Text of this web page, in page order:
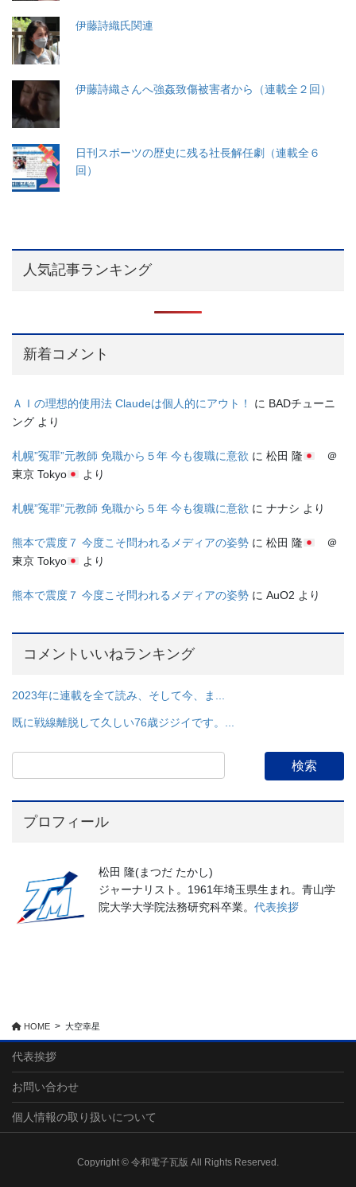
伊藤詩織氏関連
伊藤詩織さんへ強姦致傷被害者から（連載全２回）
日刊スポーツの歴史に残る社長解任劇（連載全６
回）
人気記事ランキング
新着コメント
ＡＩの理想的使用法 Claudeは個人的にアウト！ に BADチューニ
ング より
札幌”冤罪”元教師 免職から５年 今も復職に意欲 に 松田 隆
＠
東京 Tokyo
より
札幌”冤罪”元教師 免職から５年 今も復職に意欲 に ナナシ より
熊本で震度７ 今度こそ問われるメディアの姿勢 に 松田 隆
＠
東京 Tokyo
より
熊本で震度７ 今度こそ問われるメディアの姿勢 に AuO2 より
コメントいいねランキング
2023年に連載を全て読み、そして今、ま...
既に戦線離脱して久しい76歳ジジイです。...
プロフィール
松田 隆(まつだ たかし)
ジャーナリスト。1961年埼玉県生まれ。青山学
院大学大学院法務研究科卒業。 代表挨拶
HOME 大空幸星
代表挨拶
お問い合わせ
個人情報の取り扱いについて
Copyright © 令和電子瓦版 All Rights Reserved.